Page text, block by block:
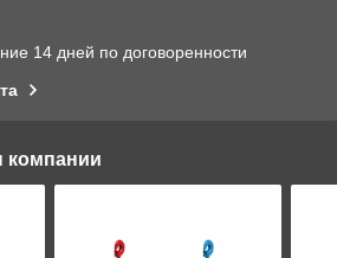
14 дней по договоренности
компании